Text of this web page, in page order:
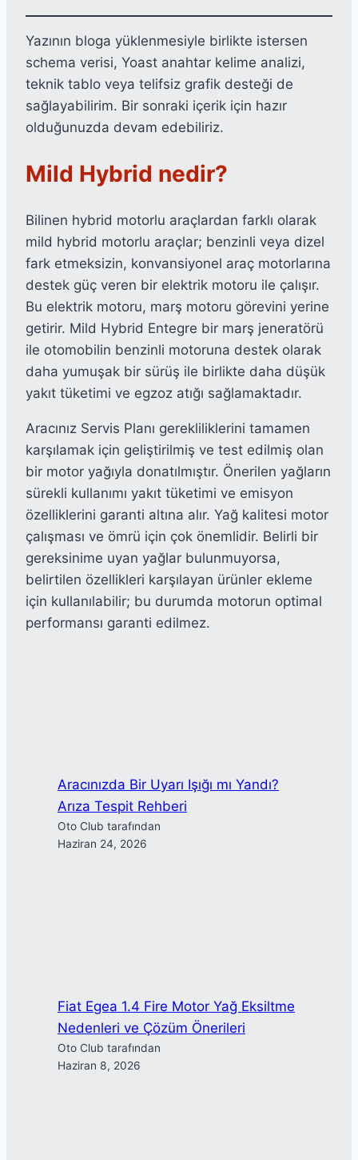
Yazının bloga yüklenmesiyle birlikte istersen
schema verisi, Yoast anahtar kelime analizi,
teknik tablo veya telifsiz grafik desteği de
sağlayabilirim. Bir sonraki içerik için hazır
olduğunuzda devam edebiliriz.
Mild Hybrid nedir?
Bilinen hybrid motorlu araçlardan farklı olarak
mild hybrid motorlu araçlar; benzinli veya dizel
fark etmeksizin, konvansiyonel araç motorlarına
destek güç veren bir elektrik motoru ile çalışır.
Bu elektrik motoru, marş motoru görevini yerine
getirir. Mild Hybrid Entegre bir marş jeneratörü
ile otomobilin benzinli motoruna destek olarak
daha yumuşak bir sürüş ile birlikte daha düşük
yakıt tüketimi ve egzoz atığı sağlamaktadır.
Aracınız Servis Planı gerekliliklerini tamamen
karşılamak için geliştirilmiş ve test edilmiş olan
bir motor yağıyla donatılmıştır. Önerilen yağların
sürekli kullanımı yakıt tüketimi ve emisyon
özelliklerini garanti altına alır. Yağ kalitesi motor
çalışması ve ömrü için çok önemlidir. Belirli bir
gereksinime uyan yağlar bulunmuyorsa,
belirtilen özellikleri karşılayan ürünler ekleme
için kullanılabilir; bu durumda motorun optimal
performansı garanti edilmez.
Aracınızda Bir Uyarı Işığı mı Yandı?
Arıza Tespit Rehberi
Oto Club tarafından
Haziran 24, 2026
Fiat Egea 1.4 Fire Motor Yağ Eksiltme
Nedenleri ve Çözüm Önerileri
Oto Club tarafından
Haziran 8, 2026